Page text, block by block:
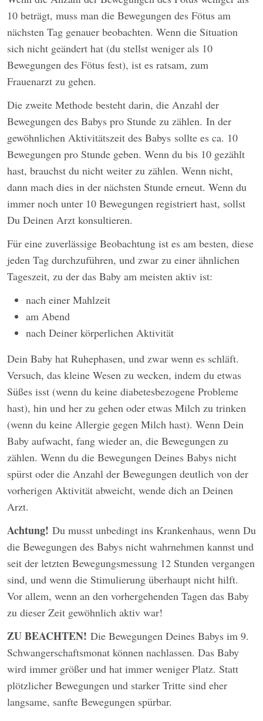
10 beträgt, muss man die Bewegungen des Fötus am
nächsten Tag genauer beobachten. Wenn die Situation
sich nicht geändert hat (du stellst weniger als 10
Bewegungen des Fötus fest), ist es ratsam, zum
Frauenarzt zu gehen.
Die zweite Methode besteht darin, die Anzahl der
Bewegungen des Babys pro Stunde zu zählen. In der
gewöhnlichen Aktivitätszeit des Babys sollte es ca. 10
Bewegungen pro Stunde geben. Wenn du bis 10 gezählt
hast, brauchst du nicht weiter zu zählen. Wenn nicht,
dann mach dies in der nächsten Stunde erneut. Wenn du
immer noch unter 10 Bewegungen registriert hast, sollst
Du Deinen Arzt konsultieren.
Für eine zuverlässige Beobachtung ist es am besten, diese
jeden Tag durchzuführen, und zwar zu einer ähnlichen
Tageszeit, zu der das Baby am meisten aktiv ist:
nach einer Mahlzeit
am Abend
nach Deiner körperlichen Aktivität
Dein Baby hat Ruhephasen, und zwar wenn es schläft.
Versuch, das kleine Wesen zu wecken, indem du etwas
Süßes isst (wenn du keine diabetesbezogene Probleme
hast), hin und her zu gehen oder etwas Milch zu trinken
(wenn du keine Allergie gegen Milch hast). Wenn Dein
Baby aufwacht, fang wieder an, die Bewegungen zu
zählen. Wenn du die Bewegungen Deines Babys nicht
spürst oder die Anzahl der Bewegungen deutlich von der
vorherigen Aktivität abweicht, wende dich an Deinen
Arzt.
Achtung! Du musst unbedingt ins Krankenhaus, wenn Du
die Bewegungen des Babys nicht wahrnehmen kannst und
seit der letzten Bewegungsmessung 12 Stunden vergangen
sind, und wenn die Stimulierung überhaupt nicht hilft.
Vor allem, wenn an den vorhergehenden Tagen das Baby
zu dieser Zeit gewöhnlich aktiv war!
ZU BEACHTEN! Die Bewegungen Deines Babys im 9.
Schwangerschaftsmonat können nachlassen. Das Baby
wird immer größer und hat immer weniger Platz. Statt
plötzlicher Bewegungen und starker Tritte sind eher
langsame, sanfte Bewegungen spürbar.